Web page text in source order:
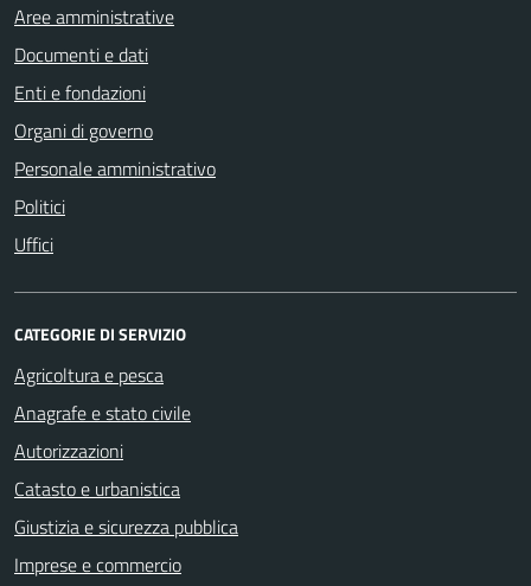
Aree amministrative
Documenti e dati
Enti e fondazioni
Organi di governo
Personale amministrativo
Politici
Uffici
CATEGORIE DI SERVIZIO
Agricoltura e pesca
Anagrafe e stato civile
Autorizzazioni
Catasto e urbanistica
Giustizia e sicurezza pubblica
Imprese e commercio